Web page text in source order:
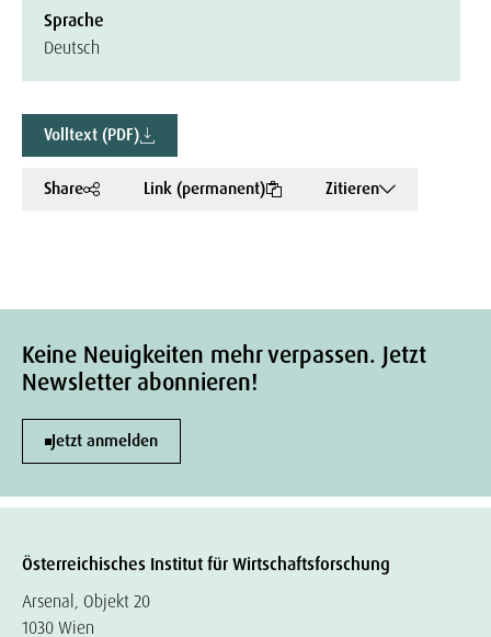
Sprache
Deutsch
Volltext (PDF)
Share Link (permanent) Zitieren
Keine Neuigkeiten mehr verpassen. Jetzt
Newsletter abonnieren!
Jetzt anmelden
Österreichisches Institut für Wirtschaftsforschung
Arsenal, Objekt 20
1030 Wien